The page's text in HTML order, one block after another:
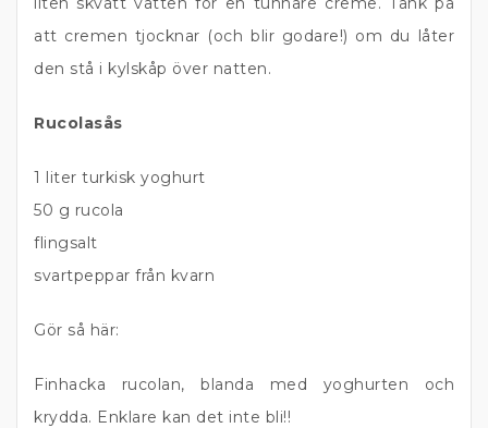
att cremen tjocknar (och blir godare!) om du låter
den stå i kylskåp över natten.
Rucolasås
1 liter turkisk yoghurt
50 g rucola
flingsalt
svartpeppar från kvarn
Gör så här:
Finhacka rucolan, blanda med yoghurten och
krydda. Enklare kan det inte bli!!